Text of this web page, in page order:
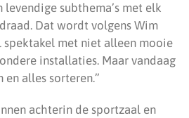
subthema’s met elk
Dat wordt volgens Wim
met niet alleen mooie
installaties. Maar vandaag
alles sorteren.”
achterin de sportzaal en